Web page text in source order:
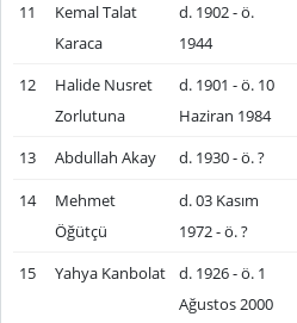
11
Kemal Talat
Karaca
d. 1902 - ö.
1944
12
Halide Nusret
Zorlutuna
d. 1901 - ö. 10
Haziran 1984
13 Abdullah Akay d. 1930 - ö. ?
14
Mehmet
Öğütçü
d. 03 Kasım
1972 - ö. ?
15 Yahya Kanbolat
d. 1926 - ö. 1
Ağustos 2000